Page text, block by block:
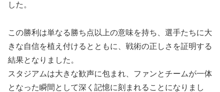
した。
この勝利は単なる勝ち点以上の意味を持ち、選手たちに大
きな自信を植え付けるとともに、戦術の正しさを証明する
結果となりました。
スタジアムは大きな歓声に包まれ、ファンとチームが一体
となった瞬間として深く記憶に刻まれることになりまし